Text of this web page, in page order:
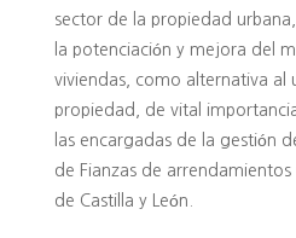
sector de la propiedad
la potenciación y mejora del
viviendas, como alternativa al
propiedad, de vital
las encargadas de la gestión
de Fianzas de arrendamientos
de Castilla y León.